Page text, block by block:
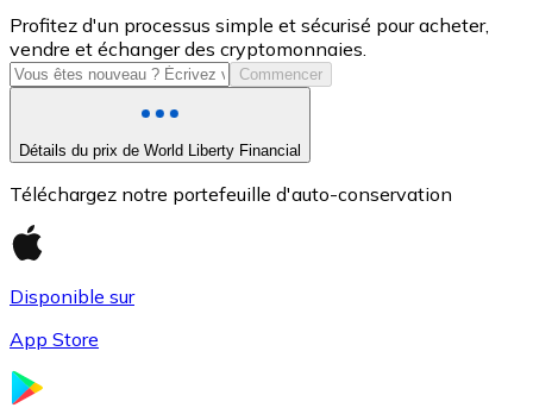
USDC
Profitez d'un processus simple et sécurisé pour acheter,
vendre et échanger des cryptomonnaies.
Commencer
Détails du prix de World Liberty Financial
Téléchargez notre portefeuille d'auto-conservation
Disponible sur
App Store